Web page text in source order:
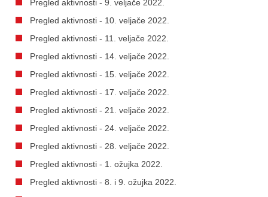
Pregled aktivnosti - 9. veljače 2022.
Pregled aktivnosti - 10. veljače 2022.
Pregled aktivnosti - 11. veljače 2022.
Pregled aktivnosti - 14. veljače 2022.
Pregled aktivnosti - 15. veljače 2022.
Pregled aktivnosti - 17. veljače 2022.
Pregled aktivnosti - 21. veljače 2022.
Pregled aktivnosti - 24. veljače 2022.
Pregled aktivnosti - 28. veljače 2022.
Pregled aktivnosti - 1. ožujka 2022.
Pregled aktivnosti - 8. i 9. ožujka 2022.